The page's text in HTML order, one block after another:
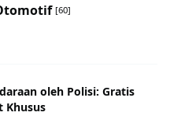
[60]
oleh Polisi: Gratis
Khusus